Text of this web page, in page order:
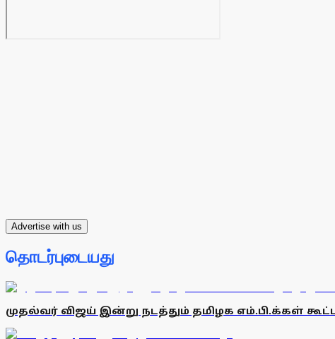
Advertise with us
தொடர்புடையது
முதல்வர் விஜய் இன்று நடத்தும் தமிழக எம்.பி.க்கள்